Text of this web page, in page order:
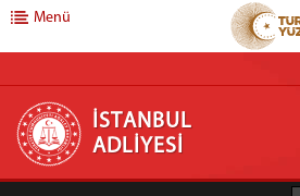
İSTANBUL ADLİYESİ
ADLİYEMİZ
Menü
İSTANBUL
ADLİYESİ